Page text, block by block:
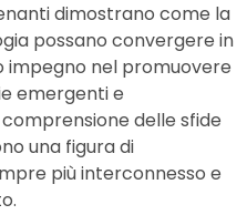
dimostrano come la
possano convergere in
impegno nel promuovere
emergenti e
delle sfide
una figura di
più interconnesso e